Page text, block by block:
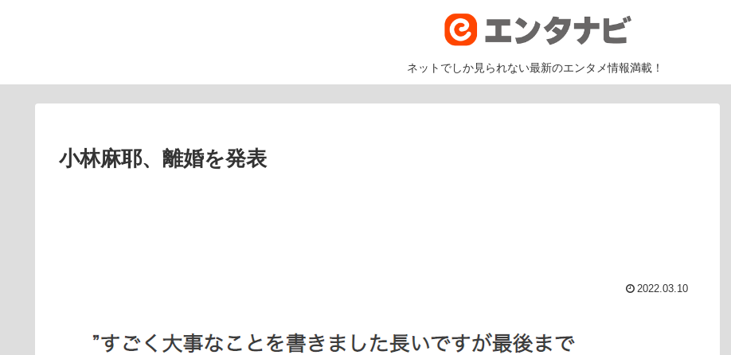
ネットでしか見られない最新のエンタメ情報満載！
小林麻耶、離婚を発表
2022.03.10